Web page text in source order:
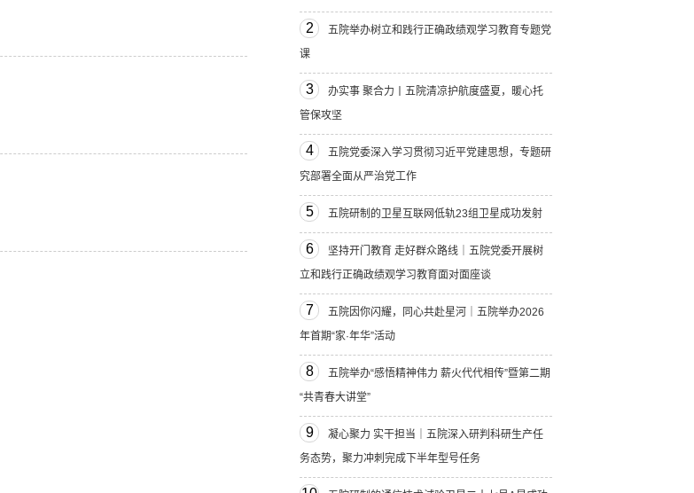
2
五院举办树立和践行正确政绩观学习教育专题党
课
3
办实事 聚合力丨五院清凉护航度盛夏，暖心托
管保攻坚
4
五院党委深入学习贯彻习近平党建思想，专题研
究部署全面从严治党工作
5 五院研制的卫星互联网低轨23组卫星成功发射
6
坚持开门教育 走好群众路线｜五院党委开展树
立和践行正确政绩观学习教育面对面座谈
7
五院因你闪耀，同心共赴星河｜五院举办2026
年首期“家·年华”活动
8
五院举办“感悟精神伟力 薪火代代相传”暨第二期
“共青春大讲堂”
9
凝心聚力 实干担当｜五院深入研判科研生产任
务态势，聚力冲刺完成下半年型号任务